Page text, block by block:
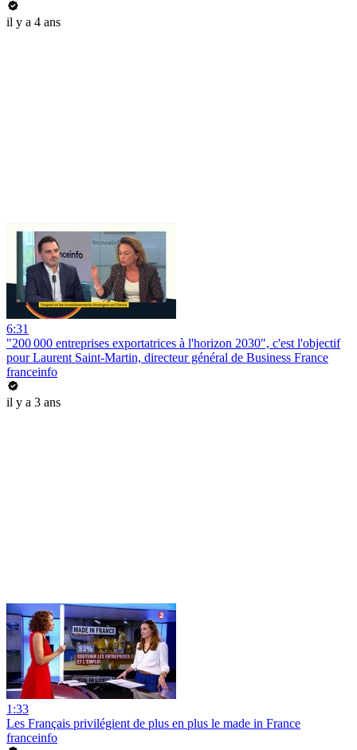
il y a 4 ans
6:31
"200 000 entreprises exportatrices à l'horizon 2030", c'est l'objectif
pour Laurent Saint-Martin, directeur général de Business France
franceinfo
il y a 3 ans
1:33
Les Français privilégient de plus en plus le made in France
franceinfo